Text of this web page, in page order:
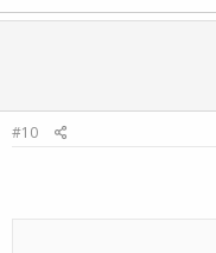
לסגירת הפער בפיתוח הרכבת
#10